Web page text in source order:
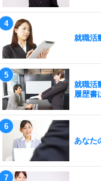
就職活
就職活
履歴書
あなた